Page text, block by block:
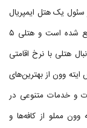
یک هتل ایمپریال
پالاس دیگری نیز دارد که در منطقه گانگنام سئول واقع شده است و هتلی ۵
هتلی با نرخ اقامتی
وون از بهترین‌های
و خدمات متنوعی در
وون مملو از کافه‌ها و